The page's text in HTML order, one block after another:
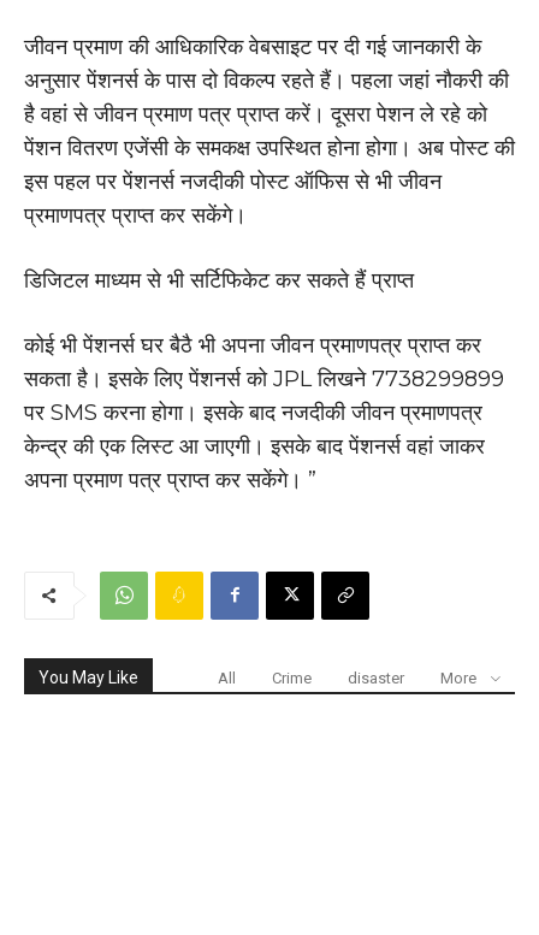
जीवन प्रमाण की आधिकारिक वेबसाइट पर दी गई जानकारी के
अनुसार पेंशनर्स के पास दो विकल्प रहते हैं। पहला जहां नौकरी की
है वहां से जीवन प्रमाण पत्र प्राप्त करें। दूसरा पेशन ले रहे को
पेंशन वितरण एजेंसी के समकक्ष उपस्थित होना होगा। अब पोस्ट की
इस पहल पर पेंशनर्स नजदीकी पोस्ट ऑफिस से भी जीवन
प्रमाणपत्र प्राप्त कर सकेंगे।
डिजिटल माध्यम से भी सर्टिफिकेट कर सकते हैं प्राप्त
कोई भी पेंशनर्स घर बैठै भी अपना जीवन प्रमाणपत्र प्राप्त कर
सकता है। इसके लिए पेंशनर्स को JPL लिखने 7738299899
पर SMS करना होगा। इसके बाद नजदीकी जीवन प्रमाणपत्र
केन्द्र की एक लिस्ट आ जाएगी। इसके बाद पेंशनर्स वहां जाकर
अपना प्रमाण पत्र प्राप्त कर सकेंगे। ”
You May Like All Crime disaster More